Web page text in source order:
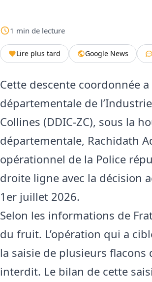
1 min de lecture
Lire plus tard Google News
​Cette descente coordonnée
départementale de
Collines (DDIC-ZC), sous la
départementale, Rachidath
opérationnel de la Police
droite ligne avec la décision
1er juillet 2026.
Selon les informations de
du fruit. L’opération qui a
la saisie de plusieurs
interdit. Le bilan de cette